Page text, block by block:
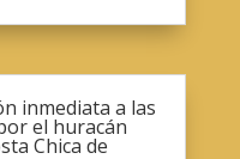
inmediata a las
el huracán
Chica de